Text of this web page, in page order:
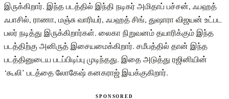
இருக்கிறார். இந்த படத்தில் இந்தி நடிகர் அமிதாப் பச்சன், ஃபஹத்
ஃபாசில், ராணா, மஞ்சு வாரியர், ஃபஹத் சிங், துஷாரா விஜயன் உட்பட
பலர் நடித்து இருக்கிறார்கள். லைகா நிறுவனம் தயாரிக்கும் இந்த
படத்திற்கு அனிருத் இசையமைக்கிறார். சமீபத்தில் தான் இந்த
படத்தினுடைய படப்பிடிப்பு முடிந்தது. இதை அடுத்து ரஜினியின்
‘கூலி’ படத்தை லோகேஷ் கனகராஜ் இயக்குகிறார்.